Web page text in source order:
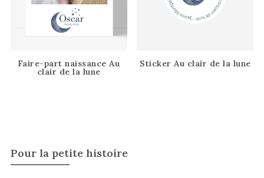
Faire-part naissance Au
clair de la lune
Sticker Au clair de la lune
Pour la petite histoire